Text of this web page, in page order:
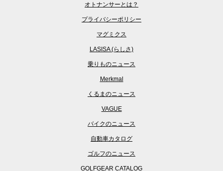
オトナンサーとは？
プライバシーポリシー
マグミクス
LASISA (らしさ)
乗りものニュース
Merkmal
くるまのニュース
VAGUE
バイクのニュース
自動車カタログ
ゴルフのニュース
GOLFGEAR CATALOG